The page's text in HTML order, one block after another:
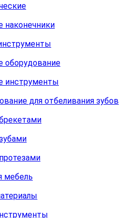
наконечники
оборудование
инструменты
для отбеливания зубов
мебель